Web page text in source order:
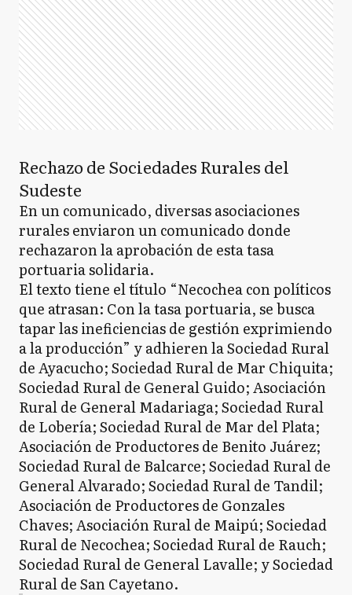
Rechazo de Sociedades Rurales del
Sudeste
En un comunicado, diversas asociaciones
rurales enviaron un comunicado donde
rechazaron la aprobación de esta tasa
portuaria solidaria.
El texto tiene el título “Necochea con políticos
que atrasan: Con la tasa portuaria, se busca
tapar las ineficiencias de gestión exprimiendo
a la producción” y adhieren la Sociedad Rural
de Ayacucho; Sociedad Rural de Mar Chiquita;
Sociedad Rural de General Guido; Asociación
Rural de General Madariaga; Sociedad Rural
de Lobería; Sociedad Rural de Mar del Plata;
Asociación de Productores de Benito Juárez;
Sociedad Rural de Balcarce; Sociedad Rural de
General Alvarado; Sociedad Rural de Tandil;
Asociación de Productores de Gonzales
Chaves; Asociación Rural de Maipú; Sociedad
Rural de Necochea; Sociedad Rural de Rauch;
Sociedad Rural de General Lavalle; y Sociedad
Rural de San Cayetano.